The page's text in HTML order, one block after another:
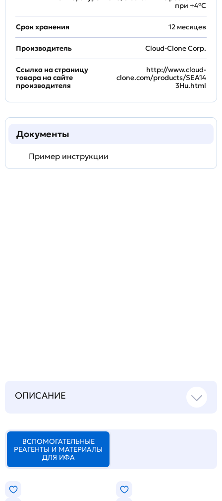
при +4°С
Срок хранения 12 месяцев
Производитель Cloud-Clone Corp.
Ссылка на страницу
товара на сайте
производителя
http://www.cloud-
clone.com/products/SEA14
3Hu.html
Документы
Пример инструкции
ОПИСАНИЕ
ВСПОМОГАТЕЛЬНЫЕ
РЕАГЕНТЫ И МАТЕРИАЛЫ
ДЛЯ ИФА